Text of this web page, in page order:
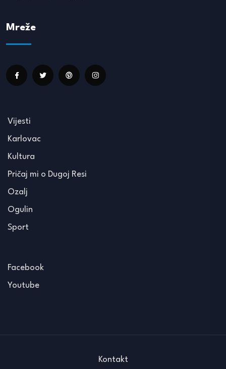
Mreže
Vijesti
Karlovac
Kultura
Pričaj mi o Dugoj Resi
Ozalj
Ogulin
Sport
Facebook
Youtube
Kontakt